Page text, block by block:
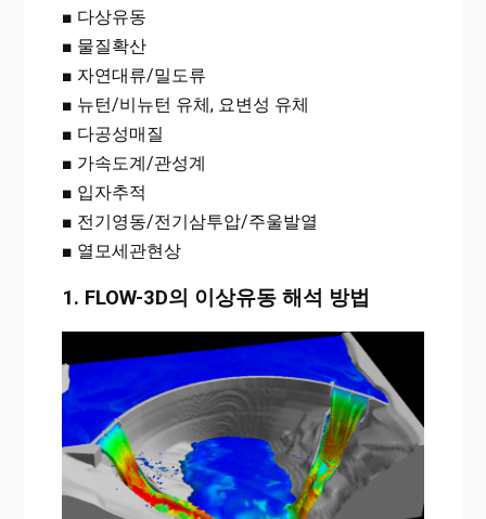
■ 다상유동
■ 물질확산
■ 자연대류/밀도류
■ 뉴턴/비뉴턴 유체, 요변성 유체
■ 다공성매질
■ 가속도계/관성계
■ 입자추적
■ 전기영동/전기삼투압/주울발열
■ 열모세관현상
1. FLOW-3D의 이상유동 해석 방법